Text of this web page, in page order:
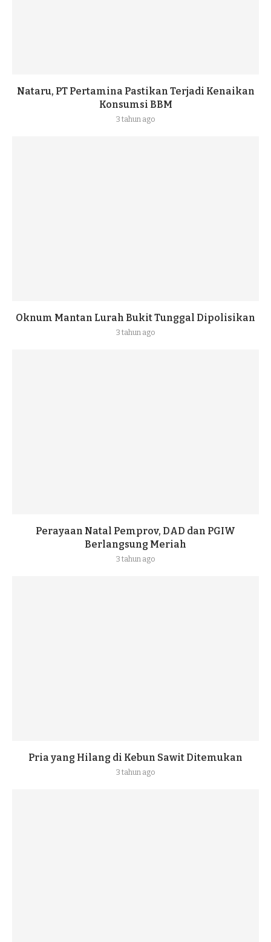
Nataru, PT Pertamina Pastikan Terjadi Kenaikan
Konsumsi BBM
3 tahun ago
Oknum Mantan Lurah Bukit Tunggal Dipolisikan
3 tahun ago
Perayaan Natal Pemprov, DAD dan PGIW
Berlangsung Meriah
3 tahun ago
Pria yang Hilang di Kebun Sawit Ditemukan
3 tahun ago